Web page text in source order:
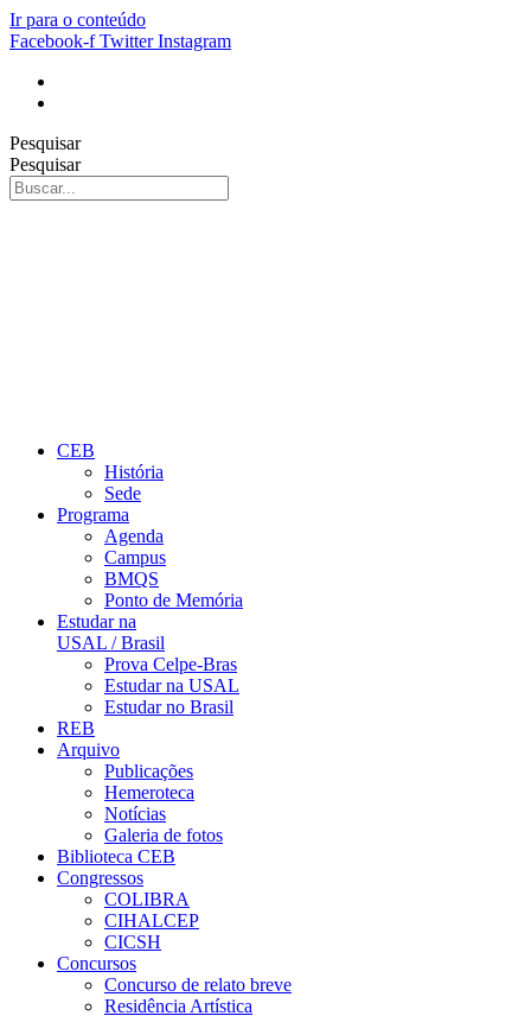
Ir para o conteúdo
Facebook-f Twitter Instagram
Pesquisar
Pesquisar
CEB
História
Sede
Programa
Agenda
Campus
BMQS
Ponto de Memória
Estudar na
USAL / Brasil
Prova Celpe-Bras
Estudar na USAL
Estudar no Brasil
REB
Arquivo
Publicações
Hemeroteca
Notícias
Galeria de fotos
Biblioteca CEB
Congressos
COLIBRA
CIHALCEP
CICSH
Concursos
Concurso de relato breve
Residência Artística